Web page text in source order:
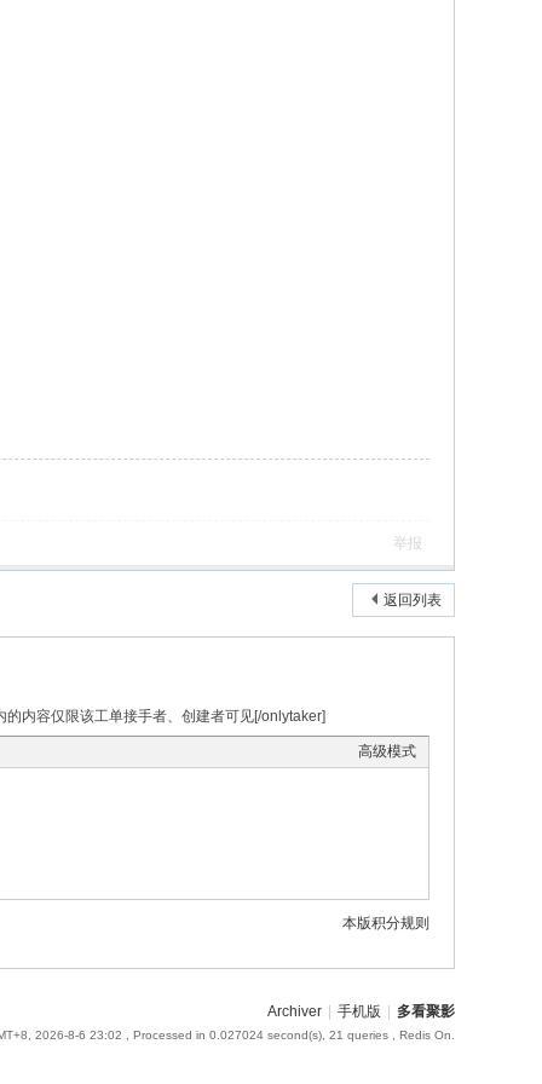
举报
返回列表
内容仅限该工单接手者、创建者可见[/onlytaker]
高级模式
本版积分规则
Archiver 手机版 多看聚影
2026-8-6 23:02 , Processed in 0.027024 second(s), 21 queries , Redis On.